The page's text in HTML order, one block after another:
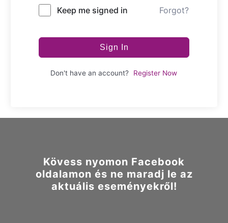
Keep me signed in Forgot?
Sign In
Don't have an account? Register Now
Kövess nyomon Facebook
oldalamon és ne maradj le az
aktuális eseményekről!